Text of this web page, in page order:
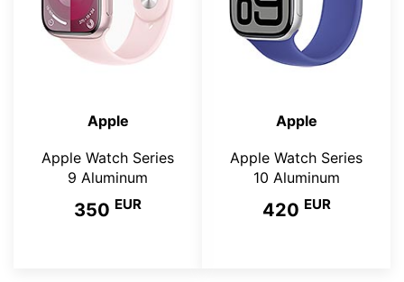
Apple
Apple Watch Series
9 Aluminum
350 EUR
Apple
Apple Watch Series
10 Aluminum
420 EUR